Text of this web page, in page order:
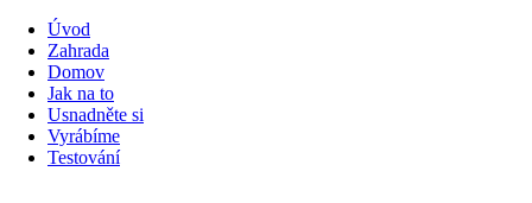
Úvod
Zahrada
Domov
Jak na to
Usnadněte si
Vyrábíme
Testování